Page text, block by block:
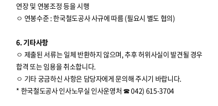
연장 및 연봉조정 등을 시행
ㅇ 연봉수준 : 한국철도공사 사규에 따름 (필요시 별도 협의)
6. 기타사항
ㅇ 제출된 서류는 일체 반환하지 않으며, 추후 허위사실이 발견될 경우
합격 또는 임용을 취소합니다.
ㅇ 기타 궁금하신 사항은 담당자에게 문의해 주시기 바랍니다.
* 한국철도공사 인사노무실 인사운영처 ☎ 042) 615-3704